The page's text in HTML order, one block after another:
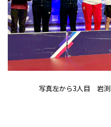
写真左から3人目 岩渕